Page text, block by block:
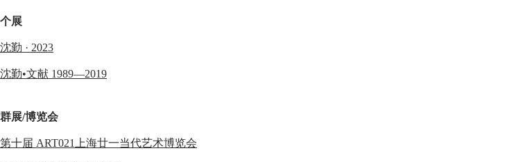
个展
沈勤 · 2023
沈勤•文献 1989—2019
群展/博览会
第十届 ART021上海廿一当代艺术博览会